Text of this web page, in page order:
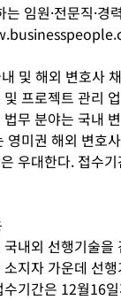
임원·전문직·
및 해외 변호사
프로젝트 관리
무 분야는 국내
영미권 해외 변호
우대한다. 접수
내외 선행기술
지자 가운데 선
기간은 12월16